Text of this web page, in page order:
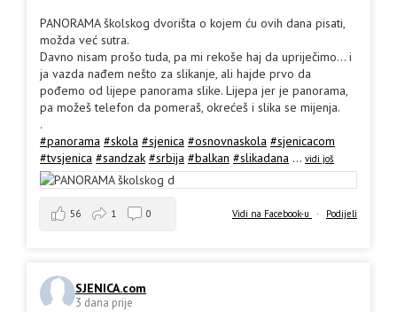
PANORAMA školskog dvorišta o kojem ću ovih dana pisati,
možda već sutra.
Davno nisam prošo tuda, pa mi rekoše haj da upriječimo... i
ja vazda nađem nešto za slikanje, ali hajde prvo da
pođemo od lijepe panorama slike. Lijepa jer je panorama,
pa možeš telefon da pomeraš, okrećeš i slika se mijenja.
.
#panorama #skola #sjenica #osnovnaskola #sjenicacom
#tvsjenica #sandzak #srbija #balkan #slikadana ... vidi još
Vidi na Facebook-u · Podijeli
56 1 0
SJENICA.com
3 dana prije